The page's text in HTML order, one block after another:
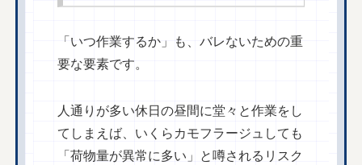
「いつ作業するか」も、バレないための重
要な要素です。
人通りが多い休日の昼間に堂々と作業をし
てしまえば、いくらカモフラージュしても
「荷物量が異常に多い」と噂されるリスク